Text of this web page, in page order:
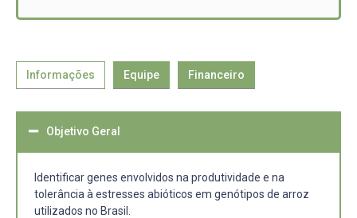
Informações Equipe Financeiro
Objetivo Geral
Identificar genes envolvidos na produtividade e na
tolerância à estresses abióticos em genótipos de arroz
utilizados no Brasil.